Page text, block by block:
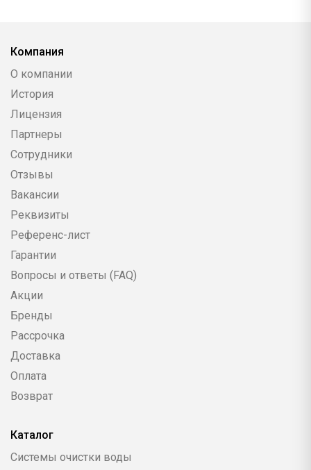
Компания
О компании
История
Лицензия
Партнеры
Сотрудники
Отзывы
Вакансии
Реквизиты
Референс-лист
Гарантии
Вопросы и ответы (FAQ)
Акции
Бренды
Рассрочка
Доставка
Оплата
Возврат
Каталог
Системы очистки воды